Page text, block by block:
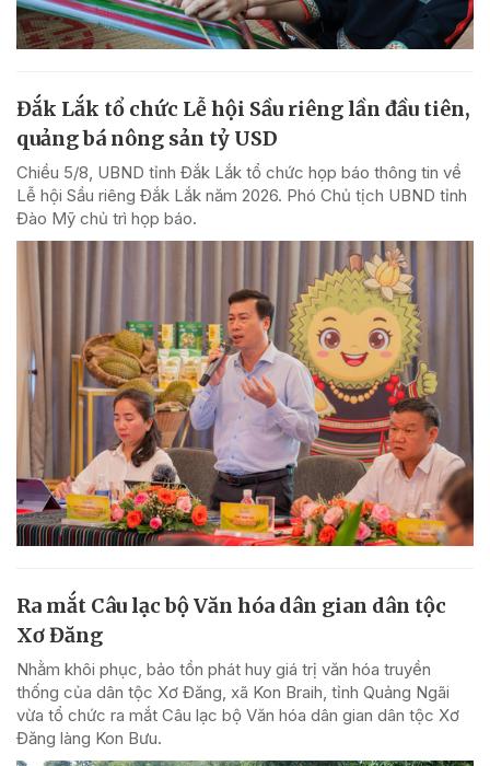
Đắk Lắk tổ chức Lễ hội Sầu riêng lần đầu tiên,
quảng bá nông sản tỷ USD
Chiều 5/8, UBND tỉnh Đắk Lắk tổ chức họp báo thông tin về
Lễ hội Sầu riêng Đắk Lắk năm 2026. Phó Chủ tịch UBND tỉnh
Đào Mỹ chủ trì họp báo.
Ra mắt Câu lạc bộ Văn hóa dân gian dân tộc
Xơ Đăng
Nhằm khôi phục, bảo tồn phát huy giá trị văn hóa truyền
thống của dân tộc Xơ Đăng, xã Kon Braih, tỉnh Quảng Ngãi
vừa tổ chức ra mắt Câu lạc bộ Văn hóa dân gian dân tộc Xơ
Đăng làng Kon Bưu.